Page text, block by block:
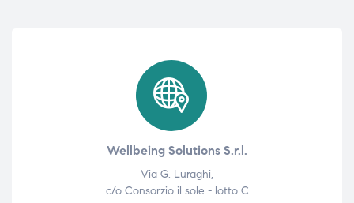
Wellbeing Solutions S.r.l.
Via G. Luraghi,
c/o Consorzio il sole - lotto C